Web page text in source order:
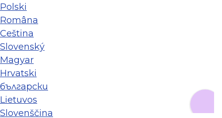
Polski
Româna
Ceština
Slovenský
Magyar
Hrvatski
български
Lietuvos
Slovenščina